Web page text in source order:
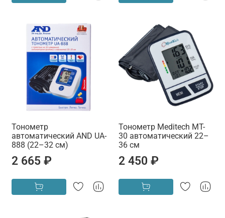
Тонометр
автоматический AND UA-
888 (22–32 см)
2 665 ₽
Тонометр Meditech MT-
30 автоматический 22–
36 см
2 450 ₽